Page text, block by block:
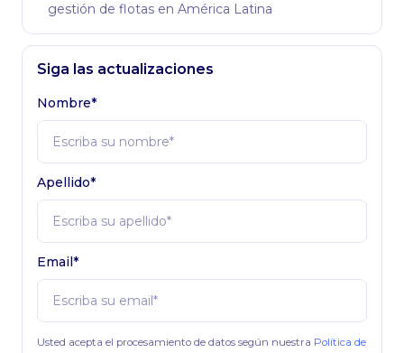
gestión de flotas en América Latina
Siga las actualizaciones
Nombre*
Apellido*
Email*
Usted acepta el procesamiento de datos según nuestra Política de